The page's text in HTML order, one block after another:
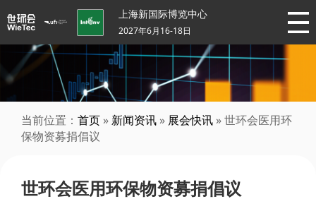
上海新国际博览中心
2027年6月16-18日
当前位置： 首页 » 新闻资讯 » 展会快讯 » 世环会医用环
保物资募捐倡议
世环会医用环保物资募捐倡议